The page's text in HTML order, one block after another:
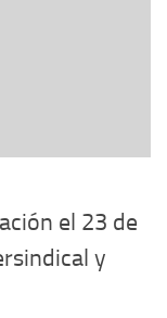
el 23 de
y